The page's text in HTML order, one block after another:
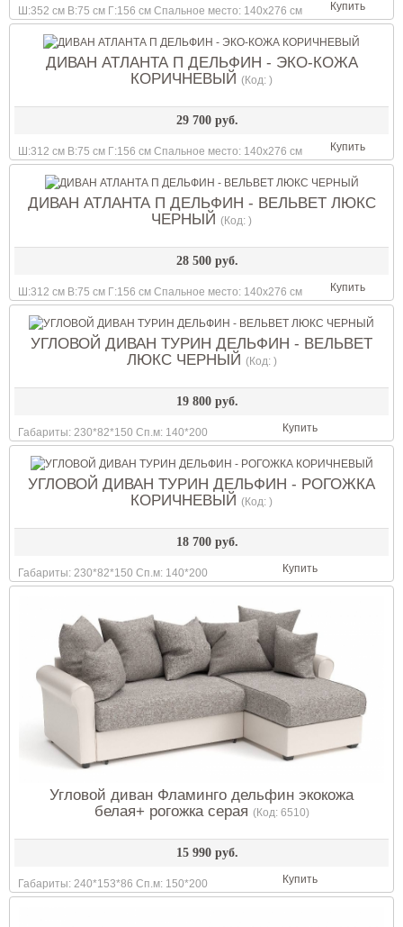
Ш:352 см В:75 см Г:156 см Спальное место: 140х276 см Купить
ДИВАН АТЛАНТА П ДЕЛЬФИН - ЭКО-КОЖА
КОРИЧНЕВЫЙ (Код: )
29 700 руб.
Ш:312 см В:75 см Г:156 см Спальное место: 140х276 см Купить
ДИВАН АТЛАНТА П ДЕЛЬФИН - ВЕЛЬВЕТ ЛЮКС
ЧЕРНЫЙ (Код: )
28 500 руб.
Ш:312 см В:75 см Г:156 см Спальное место: 140х276 см Купить
УГЛОВОЙ ДИВАН ТУРИН ДЕЛЬФИН - ВЕЛЬВЕТ
ЛЮКС ЧЕРНЫЙ (Код: )
19 800 руб.
Габариты: 230*82*150 Сп.м: 140*200 Купить
УГЛОВОЙ ДИВАН ТУРИН ДЕЛЬФИН - РОГОЖКА
КОРИЧНЕВЫЙ (Код: )
18 700 руб.
Габариты: 230*82*150 Сп.м: 140*200 Купить
Угловой диван Фламинго дельфин экокожа
белая+ рогожка серая (Код: 6510)
15 990 руб.
Габариты: 240*153*86 Сп.м: 150*200 Купить